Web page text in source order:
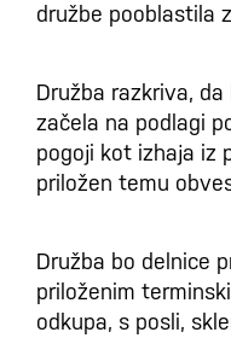
družbe pooblastila
Družba razkriva,
začela na podlagi
pogoji kot izhaja iz
priložen temu
Družba bo delnice
priloženim
odkupa, s posli,